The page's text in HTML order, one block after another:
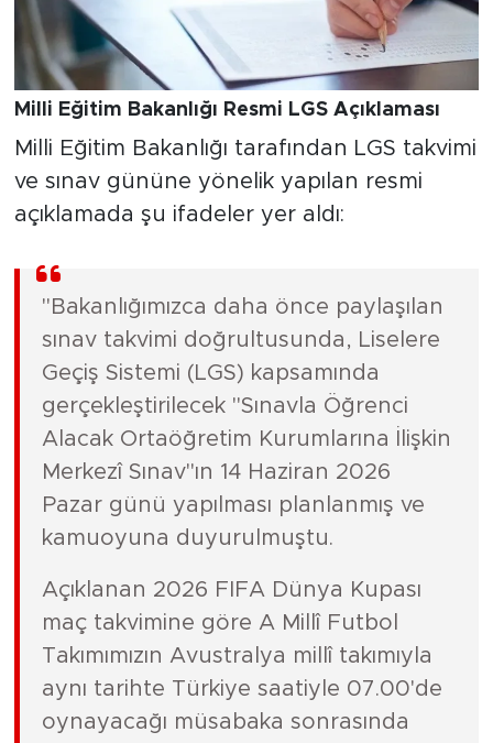
Milli Eğitim Bakanlığı Resmi LGS Açıklaması
Milli Eğitim Bakanlığı tarafından LGS takvimi
ve sınav gününe yönelik yapılan resmi
açıklamada şu ifadeler yer aldı:
"Bakanlığımızca daha önce paylaşılan
sınav takvimi doğrultusunda, Liselere
Geçiş Sistemi (LGS) kapsamında
gerçekleştirilecek "Sınavla Öğrenci
Alacak Ortaöğretim Kurumlarına İlişkin
Merkezî Sınav"ın 14 Haziran 2026
Pazar günü yapılması planlanmış ve
kamuoyuna duyurulmuştu.
Açıklanan 2026 FIFA Dünya Kupası
maç takvimine göre A Millî Futbol
Takımımızın Avustralya millî takımıyla
aynı tarihte Türkiye saatiyle 07.00'de
oynayacağı müsabaka sonrasında